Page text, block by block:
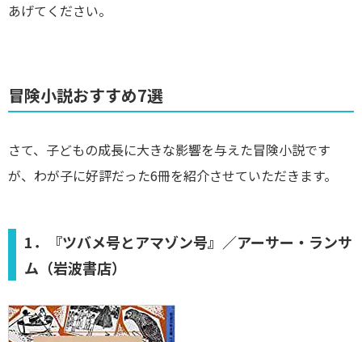
あげてください。
冒険小説おすすめ7選
さて、子どもの成長に大きな影響を与えた冒険小説です
が、わが子に好評だった6冊を紹介させていただきます。
1．『ツバメ号とアマゾン号』／アーサー・ランサ
ム（岩波書店）